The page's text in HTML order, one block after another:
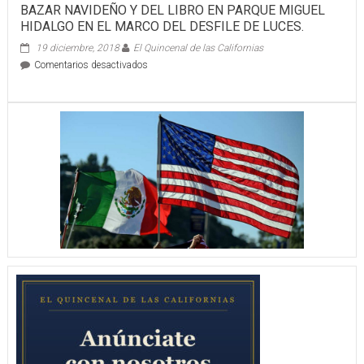
BAZAR NAVIDEÑO Y DEL LIBRO EN PARQUE MIGUEL
HIDALGO EN EL MARCO DEL DESFILE DE LUCES.
19 diciembre, 2018
El Quincenal de las Californias
Comentarios desactivadosen
DEL
LIBRO
PARQUE
MIGUEL
HIDALGO
EN
EL
MARCO
DEL
DESFILE
DE
LUCES.